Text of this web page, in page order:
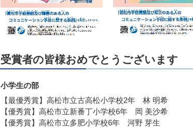
受賞者の皆様おめでとうございます
小学生の部
【最優秀賞】高松市立古高松小学校2年 林 明希
【優秀賞】高松市立新番丁小学校6年 岡 美沙希
【優秀賞】高松市立多肥小学校6年 河野 芽生